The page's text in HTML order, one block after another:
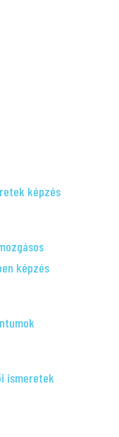
képzés
képzés
ismeretek